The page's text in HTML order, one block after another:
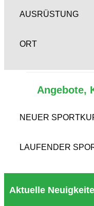
AUSRÜSTUNG
ORT
Angebote,
NEUER
LAUFENDER
Aktuelle